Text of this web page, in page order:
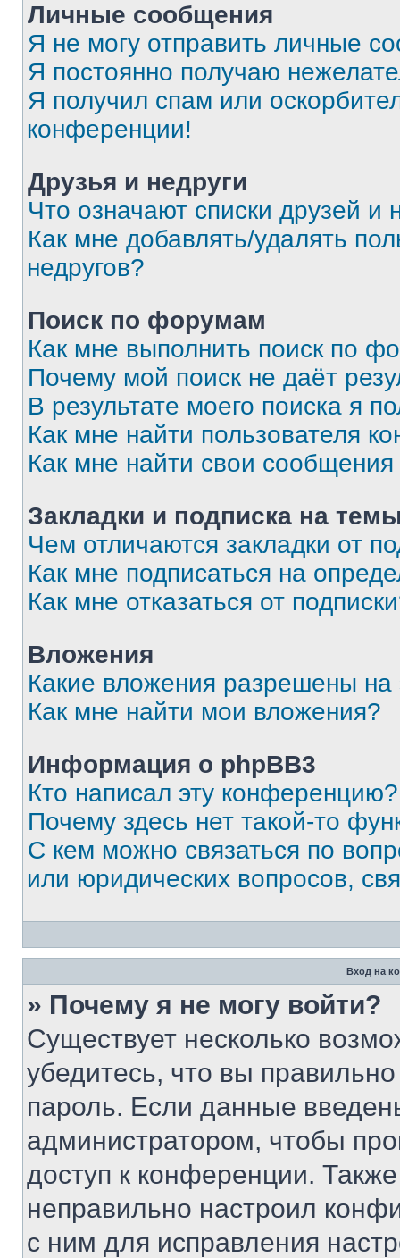
Личные сообщения
Я не могу отправить личные
Я постоянно получаю
Я получил спам или
конференции!
Друзья и недруги
Что означают списки друзей и
Как мне добавлять/удалять
недругов?
Поиск по форумам
Как мне выполнить поиск по
Почему мой поиск не даёт
В результате моего поиска я
Как мне найти пользователя
Как мне найти свои
Закладки и подписка на
Чем отличаются закладки от
Как мне подписаться на
Как мне отказаться от
Вложения
Какие вложения разрешены
Как мне найти мои вложения?
Информация о phpBB3
Кто написал эту конференцию?
Почему здесь нет такой-то
С кем можно связаться по
или юридических вопросов,
Вход на
» Почему я не могу войти?
Существует несколько
убедитесь, что вы
пароль. Если данные
администратором, чтобы
доступ к конференции.
неправильно настроил
с ним для исправления